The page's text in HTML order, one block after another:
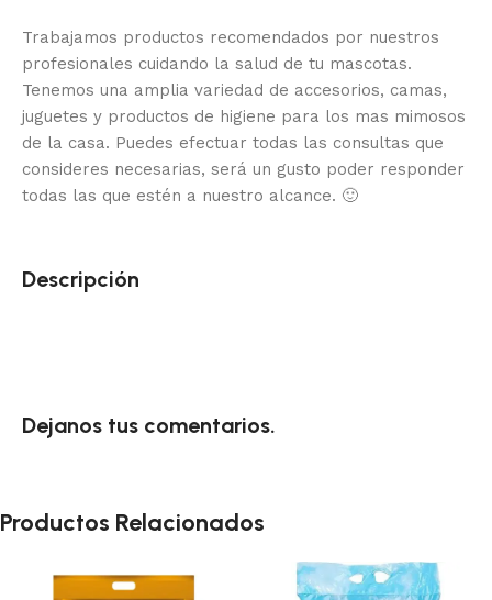
Trabajamos productos recomendados por nuestros
profesionales cuidando la salud de tu mascotas.
Tenemos una amplia variedad de accesorios, camas,
juguetes y productos de higiene para los mas mimosos
de la casa. Puedes efectuar todas las consultas que
consideres necesarias, será un gusto poder responder
todas las que estén a nuestro alcance. 🙂
Descripción
Dejanos tus comentarios.
Productos Relacionados